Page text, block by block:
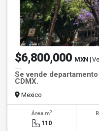
$6,800,000 MXN |
Se vende
CDMX.
Mexico
Área m2
110